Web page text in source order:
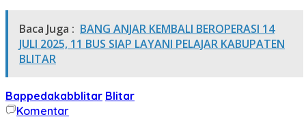
Baca Juga : BANG ANJAR KEMBALI BEROPERASI 14
JULI 2025, 11 BUS SIAP LAYANI PELAJAR KABUPATEN
BLITAR
Bappedakabblitar Blitar
Komentar